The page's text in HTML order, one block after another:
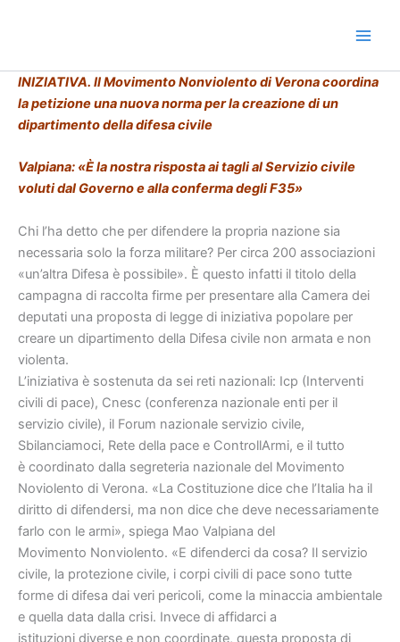
INIZIATIVA. Il Movimento Nonviolento di Verona coordina
la petizione una nuovanorma per la creazione di un
dipartimento della difesa civile
Valpiana: «È la nostra risposta ai tagli al Servizio civile
voluti dal Governoe alla conferma degli F35»
Chi l’ha detto che per difendere la propria nazione sia
necessaria solo la forza militare? Per circa 200 associazioni
«un’altra Difesa è possibile». È questo infatti il titolo della
campagna di raccolta firme per presentare alla Camera dei
deputati una proposta di legge di iniziativa popolare per
creare un dipartimento della Difesa civile non armata e non
violenta.
L’iniziativa è sostenuta da sei reti nazionali: Icp (Interventi
civili di pace), Cnesc (conferenza nazionale enti per il
servizio civile), il Forum nazionale servizio civile,
Sbilanciamoci, Rete della pace e ControllArmi, e il tutto
è coordinato dalla segreteria nazionale del Movimento
Noviolento di Verona. «La Costituzione dice che l’Italia ha il
diritto di difendersi, ma non dice che deve necessariamente
farlo con le armi», spiega Mao Valpiana del
Movimento Nonviolento. «E difenderci da cosa? Il servizio
civile, la protezione civile, i corpi civili di pace sono tutte
forme di difesa dai veri pericoli, come la minaccia ambientale
e quella data dalla crisi. Invece di affidarci a
istituzioni diverse e non coordinate, questa proposta di